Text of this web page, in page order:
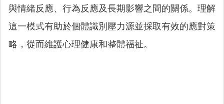
與情緒反應、行為反應及長期影響之間的關係。理解
這一模式有助於個體識別壓力源並採取有效的應對策
略，從而維護心理健康和整體福祉。